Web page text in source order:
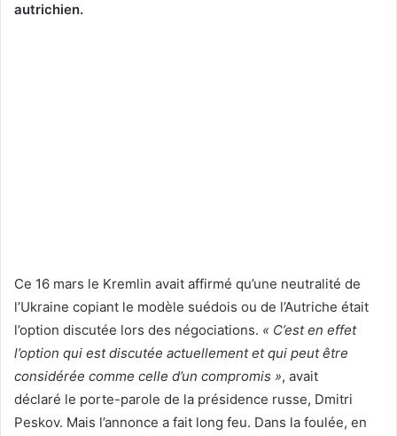
autrichien.
Ce 16 mars le Kremlin avait affirmé qu’une neutralité de
l’Ukraine copiant le modèle suédois ou de l’Autriche était
l’option discutée lors des négociations. « C’est en effet
l’option qui est discutée actuellement et qui peut être
considérée comme celle d’un compromis », avait
déclaré le porte-parole de la présidence russe, Dmitri
Peskov. Mais l’annonce a fait long feu. Dans la foulée, en